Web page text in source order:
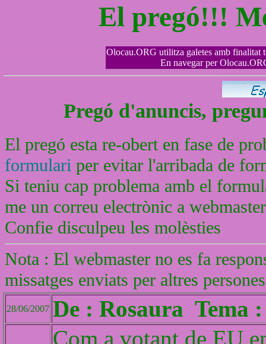
El pregó!!!
Olocau.ORG utilitza galetes amb finalitat
En navegar per
Pregó d'anuncis,
El pregó esta re-obert en fase de
formulariper evitar l'arribada de
Si teniu cap problema amb el
me un correu electrònic a
Confie disculpeu les molèsties
Nota : El webmaster no es fa
missatges enviats per altres
28/06/2007 De : Rosaura Tema
Com a votant de EU